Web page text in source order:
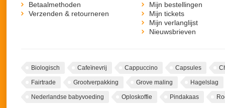
Betaalmethoden
Verzenden & retourneren
Mijn bestellingen
Mijn tickets
Mijn verlanglijst
Nieuwsbrieven
Biologisch Cafeïnevrij Cappuccino Capsules
Fairtrade Grootverpakking Grove maling Hagelslag
Nederlandse babyvoeding Oploskoffie Pindakaas